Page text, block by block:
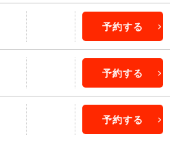
予約する
予約する
予約する